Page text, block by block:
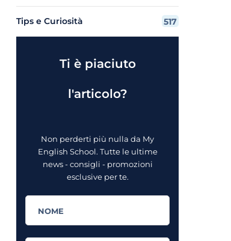
Tips e Curiosità 517
Ti è piaciuto
l'articolo?
Non perderti più nulla da My
English School. Tutte le ultime
news - consigli - promozioni
esclusive per te.